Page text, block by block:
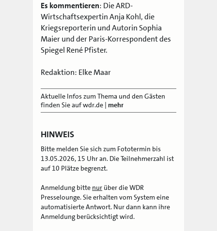
Es kommentieren: Die ARD-
Wirtschaftsexpertin Anja Kohl, die
Kriegsreporterin und Autorin Sophia
Maier und der Paris-Korrespondent des
Spiegel René Pfister.
Redaktion: Elke Maar
Aktuelle Infos zum Thema und den Gästen
finden Sie auf wdr.de | mehr
HINWEIS
Bitte melden Sie sich zum Fototermin bis
13.05.2026, 15 Uhr an. Die Teilnehmerzahl ist
auf 10 Plätze begrenzt.
Anmeldung bitte nur über die WDR
Presselounge. Sie erhalten vom System eine
automatisierte Antwort. Nur dann kann ihre
Anmeldung berücksichtigt wird.